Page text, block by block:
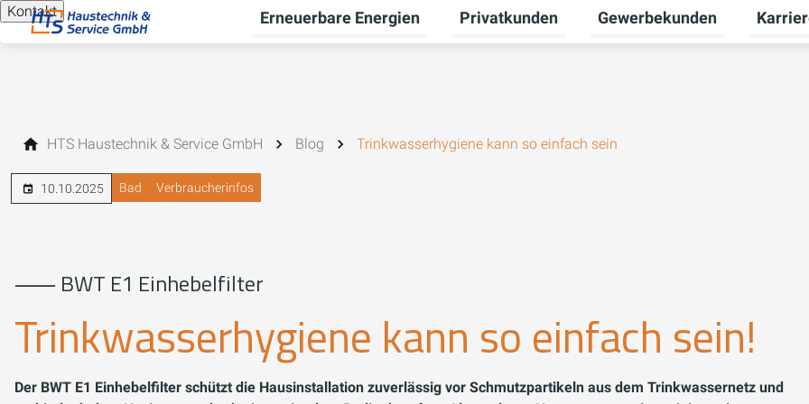
Kontakt Erneuerbare Energien
Untermenü für Erneuerbare Energien umschalten
Privatkunden
Untermenü für Privatkunden
Gewerbekunden
HTS Haustechnik & Service GmbH Blog Trinkwasserhygiene kann so einfach sein
10.10.2025 Bad Verbraucherinfos
⸺ BWT E1 Einhebelfilter
Trinkwasserhygiene kann so einfach sein!
Der BWT E1 Einhebelfilter schützt die Hausinstallation zuverlässig vor Schmutzpartikeln aus dem Trinkwassernetz und